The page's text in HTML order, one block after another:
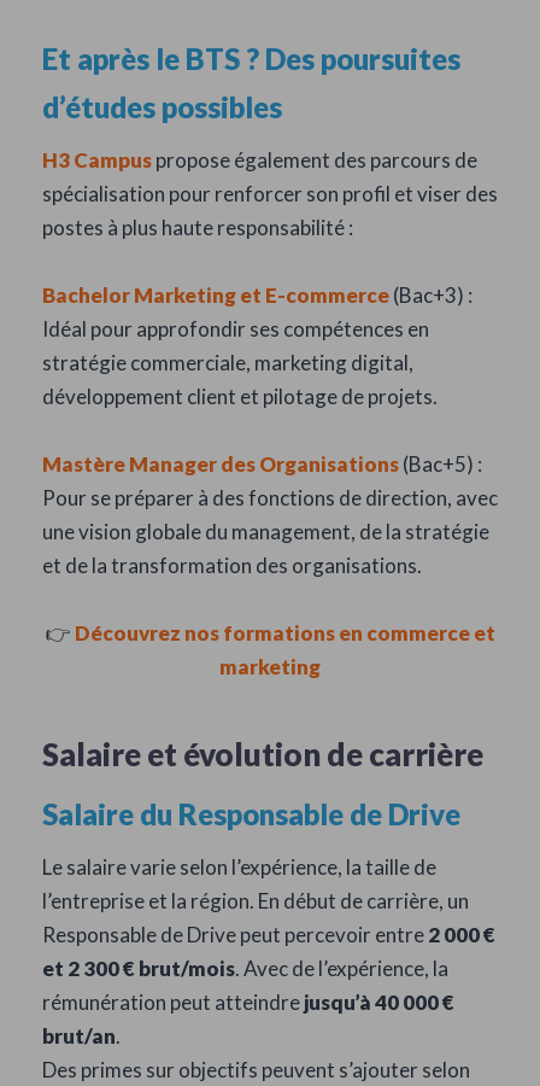
Et après le BTS ? Des poursuites
d’études possibles
H3 Campuspropose également des parcours de
spécialisation pour renforcer son profil et viser des
postes à plus haute responsabilité :
Bachelor Marketing et E-commerce(Bac+3) :
Idéal pour approfondir ses compétences en
stratégie commerciale, marketing digital,
développement client et pilotage de projets.
Mastère Manager des Organisations(Bac+5) :
Pour se préparer à des fonctions de direction, avec
une vision globale du management, de la stratégie
et de la transformation des organisations.
👉 Découvrez nos formations en commerce et
marketing
Salaire et évolution de carrière
Salaire du Responsable de Drive
Le salaire varie selon l’expérience, la taille de
l’entreprise et la région. En début de carrière, un
Responsable de Drive peut percevoir entre2 000 €
et 2 300 € brut/mois. Avec de l’expérience, la
rémunération peut atteindrejusqu’à 40 000 €
brut/an.
Des primes sur objectifs peuvent s’ajouter selon